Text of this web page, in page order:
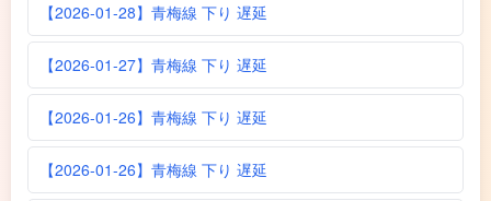
【2026-01-28】青梅線 下り 遅延
【2026-01-27】青梅線 下り 遅延
【2026-01-26】青梅線 下り 遅延
【2026-01-26】青梅線 下り 遅延